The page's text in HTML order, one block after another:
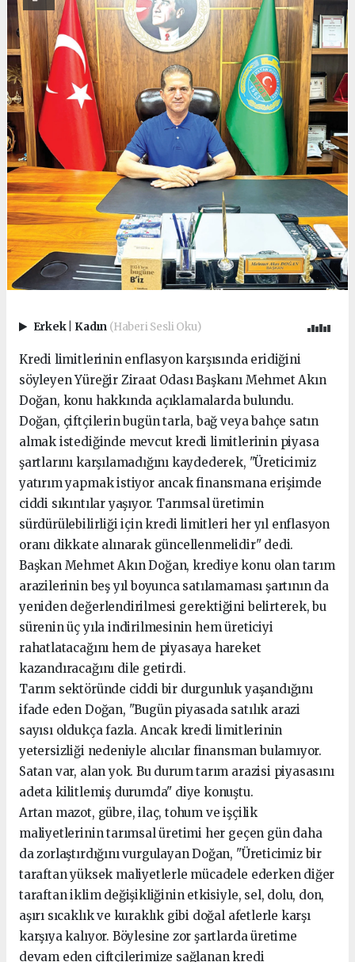
Erkek Kadın (Haberi Sesli Oku)
Kredi limitlerinin enflasyon karşısında eridiğini
söyleyen Yüreğir Ziraat Odası Başkanı Mehmet Akın
Doğan, konu hakkında açıklamalarda bulundu.
Doğan, çiftçilerin bugün tarla, bağ veya bahçe satın
almak istediğinde mevcut kredi limitlerinin piyasa
şartlarını karşılamadığını kaydederek, "Üreticimiz
yatırım yapmak istiyor ancak finansmana erişimde
ciddi sıkıntılar yaşıyor. Tarımsal üretimin
sürdürülebilirliği için kredi limitleri her yıl enflasyon
oranı dikkate alınarak güncellenmelidir" dedi.
Başkan Mehmet Akın Doğan, krediye konu olan tarım
arazilerinin beş yıl boyunca satılamaması şartının da
yeniden değerlendirilmesi gerektiğini belirterek, bu
sürenin üç yıla indirilmesinin hem üreticiyi
rahatlatacağını hem de piyasaya hareket
kazandıracağını dile getirdi.
Tarım sektöründe ciddi bir durgunluk yaşandığını
ifade eden Doğan, "Bugün piyasada satılık arazi
sayısı oldukça fazla. Ancak kredi limitlerinin
yetersizliği nedeniyle alıcılar finansman bulamıyor.
Satan var, alan yok. Bu durum tarım arazisi piyasasını
adeta kilitlemiş durumda" diye konuştu.
Artan mazot, gübre, ilaç, tohum ve işçilik
maliyetlerinin tarımsal üretimi her geçen gün daha
da zorlaştırdığını vurgulayan Doğan, "Üreticimiz bir
taraftan yüksek maliyetlerle mücadele ederken diğer
taraftan iklim değişikliğinin etkisiyle, sel, dolu, don,
aşırı sıcaklık ve kuraklık gibi doğal afetlerle karşı
karşıya kalıyor. Böylesine zor şartlarda üretime
devam eden çiftçilerimize sağlanan kredi